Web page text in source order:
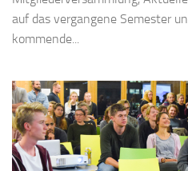
auf das vergangene Semester
kommende...